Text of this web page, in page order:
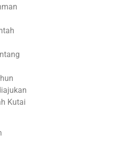
Kutai